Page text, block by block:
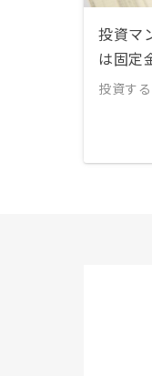
投資マ
は固定
投資する